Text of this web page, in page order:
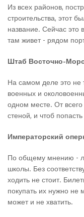
Из всех районов,
строительства, этот
название. Сейчас это
там живет - рядом
Штаб Восточно-
На самом деле это не
военных и
одном месте. От
стеной, и чтоб
Императорский
По общему мнению -
школы. Без
ходить не стоит.
покупать их нужно не
может и не хватить.